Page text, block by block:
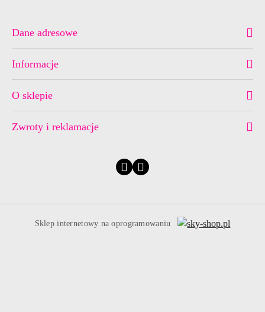
Dane adresowe
Informacje
O sklepie
Zwroty i reklamacje
Sklep internetowy na oprogramowaniu